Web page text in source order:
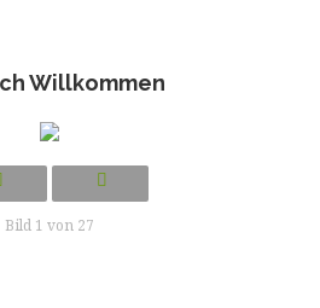
Willkommen
Bild 1 von 27